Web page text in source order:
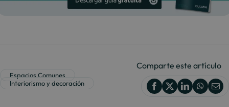
Espacios Comunes
Interiorismo y decoración
Comparte este artículo